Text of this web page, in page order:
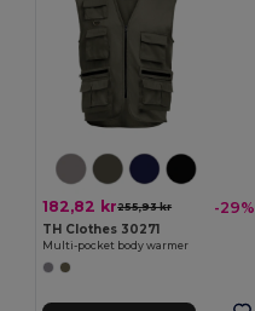
182,82 kr255,93 kr -29%
TH Clothes 30271
Multi-pocket body warmer